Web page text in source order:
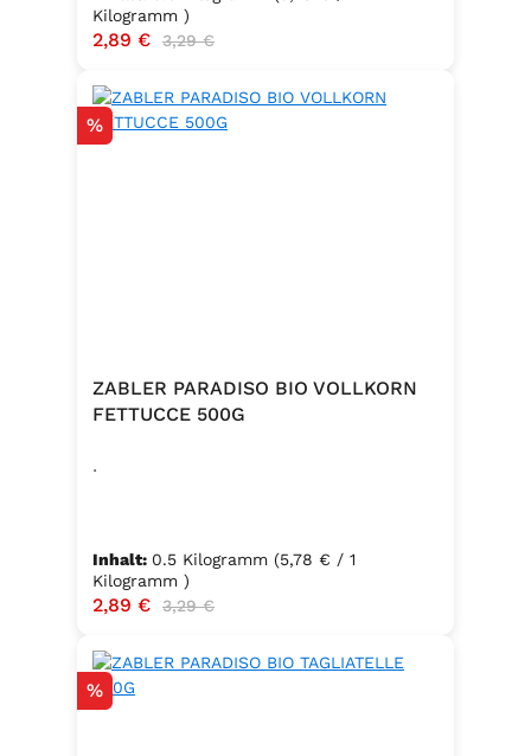
Kilogramm )
Verkaufspreis:
2,89 € Regulärer Preis:
3,29 €
Rabatt
%
ZABLER PARADISO BIO VOLLKORN
FETTUCCE 500G
.
Inhalt: 0.5 Kilogramm (5,78 € / 1
Kilogramm )
Verkaufspreis:
2,89 € Regulärer Preis:
3,29 €
Rabatt
%